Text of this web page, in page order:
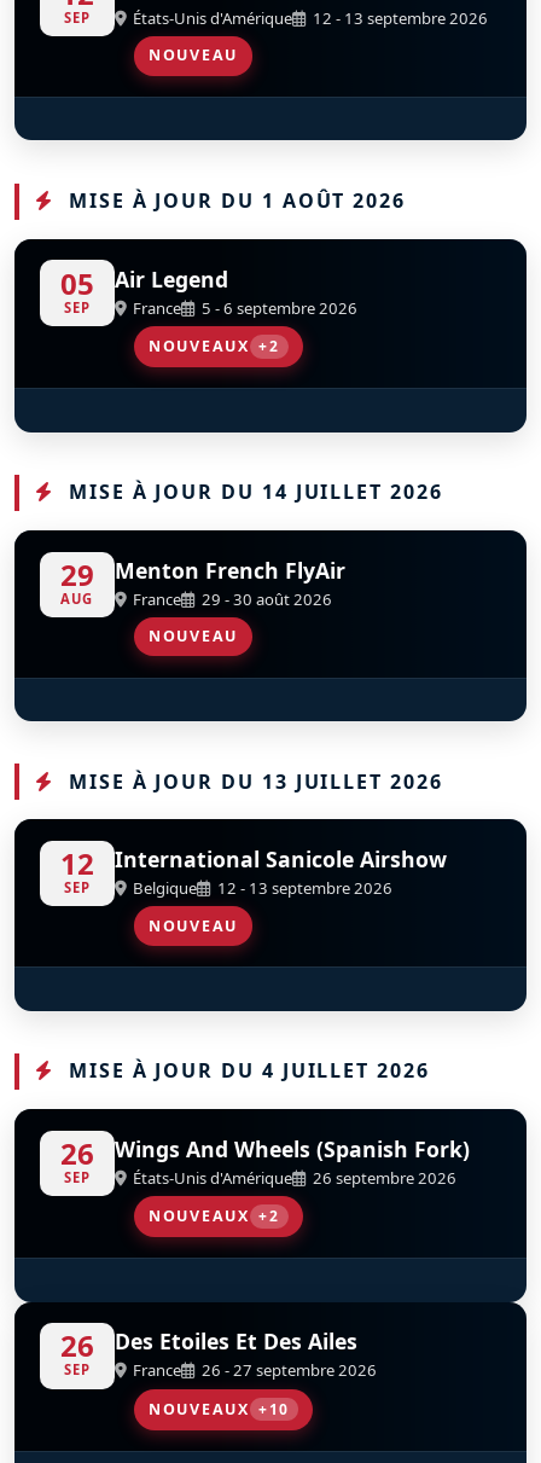
SEP États-Unis d'Amérique 12 - 13 septembre 2026
NOUVEAU
D
T33 Ace Maker II
MISE À JOUR DU 1 AOÛT 2026
05
SEP
Air Legend
France 5 - 6 septembre 2026
NOUVEAUX +2
S D
CAUDRON – RENAULT C.460 RAFALE S D
MIG‑17 - 1611
MISE À JOUR DU 14 JUILLET 2026
29
AUG
Menton French FlyAir
France 29 - 30 août 2026
NOUVEAU
D
Patrouille De France
MISE À JOUR DU 13 JUILLET 2026
12
SEP
International Sanicole Airshow
Belgique 12 - 13 septembre 2026
NOUVEAU
D
F-86 Sabre
MISE À JOUR DU 4 JUILLET 2026
26
SEP
Wings And Wheels (Spanish Fork)
États-Unis d'Amérique 26 septembre 2026
NOUVEAUX +2
D
B-17G Flying Fortress
N9323Z
D
Douglas A-26C Invader 'Million Airess'
N26BP
26
SEP
Des Etoiles Et Des Ailes
France 26 - 27 septembre 2026
NOUVEAUX +10